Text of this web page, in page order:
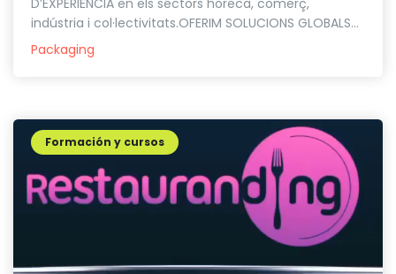
D’EXPERIÈNCIA en els sectors horeca, comerç,
indústria i col·lectivitats.OFERIM SOLUCIONS GLOBALS...
Packaging
Formación y cursos